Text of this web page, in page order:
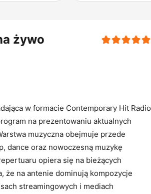
żywo
w formacie Contemporary Hit Radio
na prezentowaniu aktualnych
muzyczna obejmuje przede
dance oraz nowoczesną muzykę
opiera się na bieżących
że na antenie dominują kompozycje
streamingowych i mediach